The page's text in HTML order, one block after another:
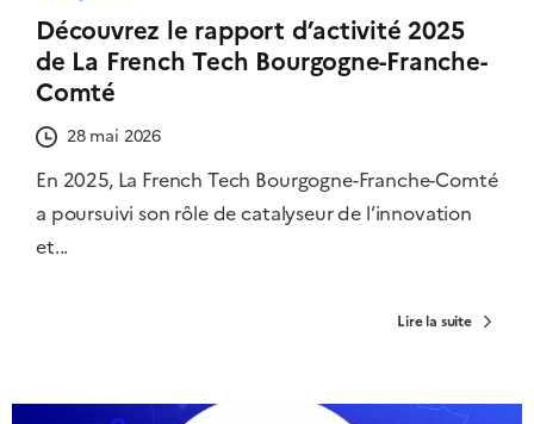
Découvrez le rapport d’activité 2025
de La French Tech Bourgogne-Franche-
Comté
28 mai 2026
En 2025, La French Tech Bourgogne-Franche-Comté
a poursuivi son rôle de catalyseur de l’innovation
et...
Lire la suite